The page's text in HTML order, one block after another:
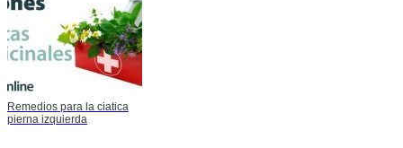
Remedios para la ciatica
pierna izquierda